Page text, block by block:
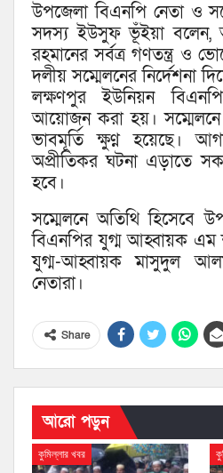
উপজেলা বিএনপি নেতা ও
সদস্য ইউসুফ ভূঁইয়া বলেন,
রহমানের সর্বত্র গণতন্ত্র ও
দলীয় সম্মেলনের নির্দেশনা
লক্ষণপুর ইউনিয়ন
আয়োজন করা হয়। সম্মেলনে
ভাবমূর্তি ক্ষুণ্ন হয়েছে।
অপ্রীতিকর ঘটনা এড়াতে
হবে।
সম্মেলনে অতিথি হিসেবে
বিএনপির যুগ্ম আহ্বায়ক এম
যুগ্ম-আহ্বায়ক মাসুদুল
নেতারা।
Share
আরো পড়ুন
কুমিল্লার খবর